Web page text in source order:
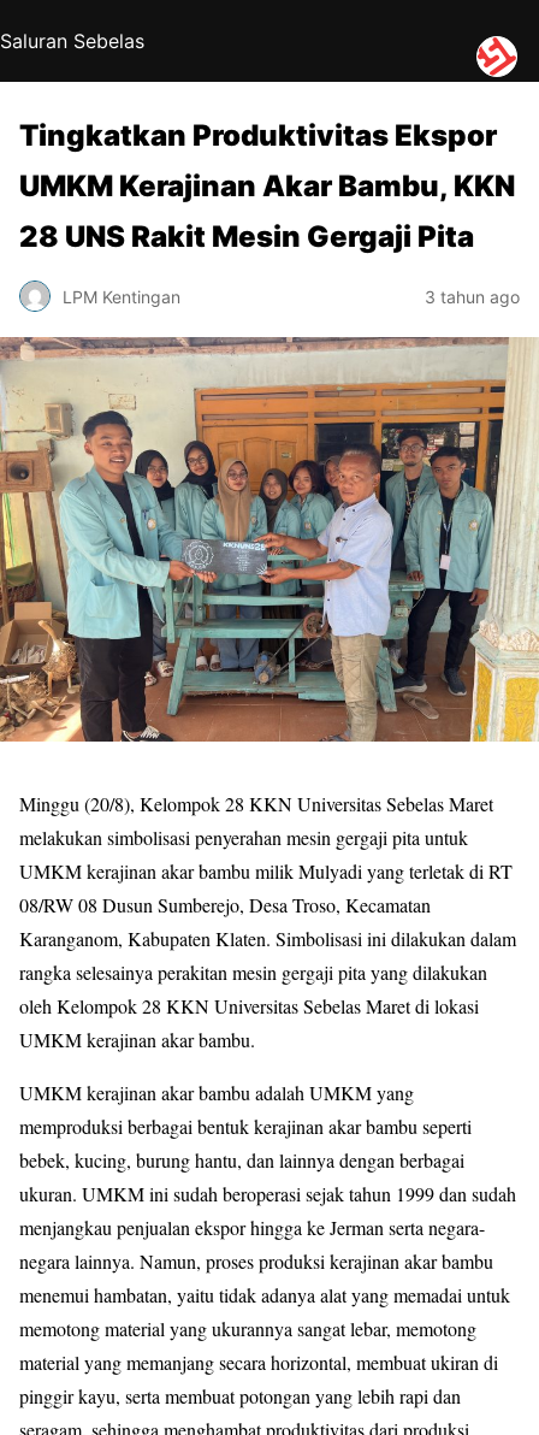
Saluran Sebelas
Tingkatkan Produktivitas Ekspor
UMKM Kerajinan Akar Bambu, KKN
28 UNS Rakit Mesin Gergaji Pita
LPM Kentingan 3 tahun ago
Minggu (20/8), Kelompok 28 KKN Universitas Sebelas Maret
melakukan simbolisasi penyerahan mesin gergaji pita untuk
UMKM kerajinan akar bambu milik Mulyadi yang terletak di RT
08/RW 08 Dusun Sumberejo, Desa Troso, Kecamatan
Karanganom, Kabupaten Klaten. Simbolisasi ini dilakukan dalam
rangka selesainya perakitan mesin gergaji pita yang dilakukan
oleh Kelompok 28 KKN Universitas Sebelas Maret di lokasi
UMKM kerajinan akar bambu.
UMKM kerajinan akar bambu adalah UMKM yang
memproduksi berbagai bentuk kerajinan akar bambu seperti
bebek, kucing, burung hantu, dan lainnya dengan berbagai
ukuran. UMKM ini sudah beroperasi sejak tahun 1999 dan sudah
menjangkau penjualan ekspor hingga ke Jerman serta negara-
negara lainnya. Namun, proses produksi kerajinan akar bambu
menemui hambatan, yaitu tidak adanya alat yang memadai untuk
memotong material yang ukurannya sangat lebar, memotong
material yang memanjang secara horizontal, membuat ukiran di
pinggir kayu, serta membuat potongan yang lebih rapi dan
seragam, sehingga menghambat produktivitas dari produksi